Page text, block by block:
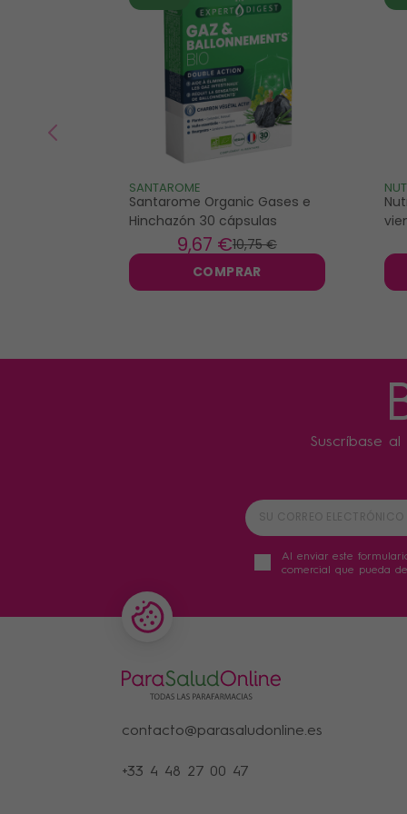
SANTAROME
Santarome Organic Gases e
Hinchazón 30 cápsulas
10,75 €
9,67 €
COMPRAR
Suscríbase
Al enviar este
comercial que pueda
contacto@parasaludonline.es
+33 4 48 27 00 47